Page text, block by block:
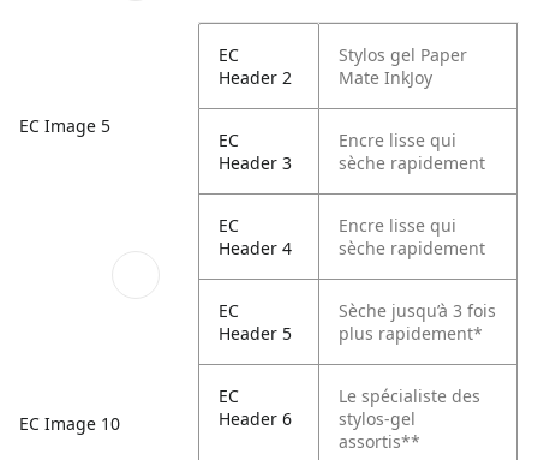
EC Image 5
EC Image 10
EC
Header 2
Stylos gel Paper
Mate InkJoy
EC
Header 3
Encre lisse qui
sèche rapidement
EC
Header 4
Encre lisse qui
sèche rapidement
EC
Header 5
Sèche jusqu’à 3 fois
plus rapidement*
EC
Header 6
Le spécialiste des
stylos-gel
assortis**